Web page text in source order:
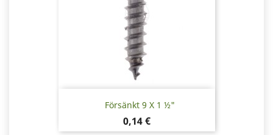
Försänkt 9 X 1 ½"
Pris
0,14 €